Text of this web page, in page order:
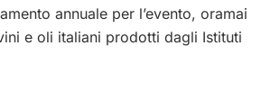
annuale per l’evento, oramai
e oli italiani prodotti dagli Istituti